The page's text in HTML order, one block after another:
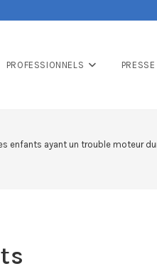
PROFESSIONNELS PRESSE
enfants ayant un trouble moteur